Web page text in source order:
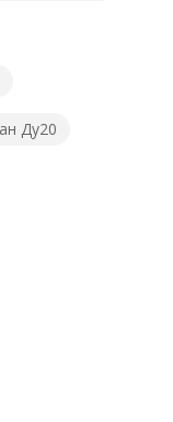
Ду20